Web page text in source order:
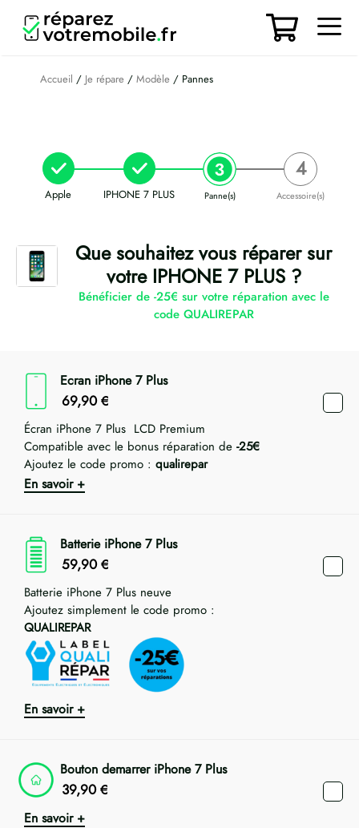
contenu
Accueil / Je répare / Modèle / Pannes
Apple IPHONE 7 PLUS Panne(s) Accessoire(s)
Que souhaitez vous réparer sur
votre IPHONE 7 PLUS ?
Bénéficier de -25€ sur votre réparation avec le
code QUALIREPAR
Ecran iPhone 7 Plus
69,90 €
Écran iPhone 7 Plus LCD Premium
Compatible avec le bonus réparation de -25€
Ajoutez le code promo : qualirepar
En savoir +
Batterie iPhone 7 Plus
59,90 €
Batterie iPhone 7 Plus neuve
Ajoutez simplement le code promo :
QUALIREPAR
En savoir +
Bouton demarrer iPhone 7 Plus
39,90 €
En savoir +